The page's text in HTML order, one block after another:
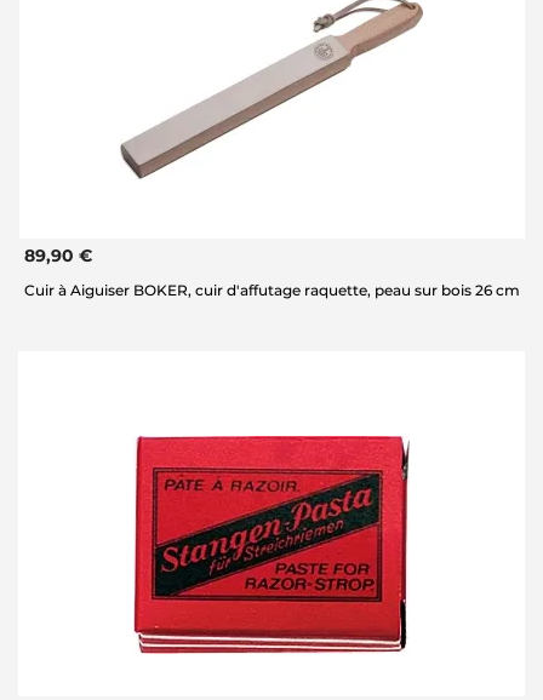
89,90 €
Cuir à Aiguiser BOKER, cuir d'affutage raquette, peau sur bois 26 cm